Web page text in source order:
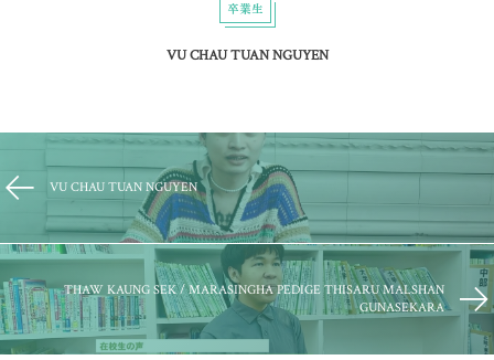
卒業生
VU CHAU TUAN NGUYEN
VU CHAU TUAN NGUYEN
THAW KAUNG SEK / MARASINGHA PEDIGE THISARU MALSHAN
GUNASEKARA